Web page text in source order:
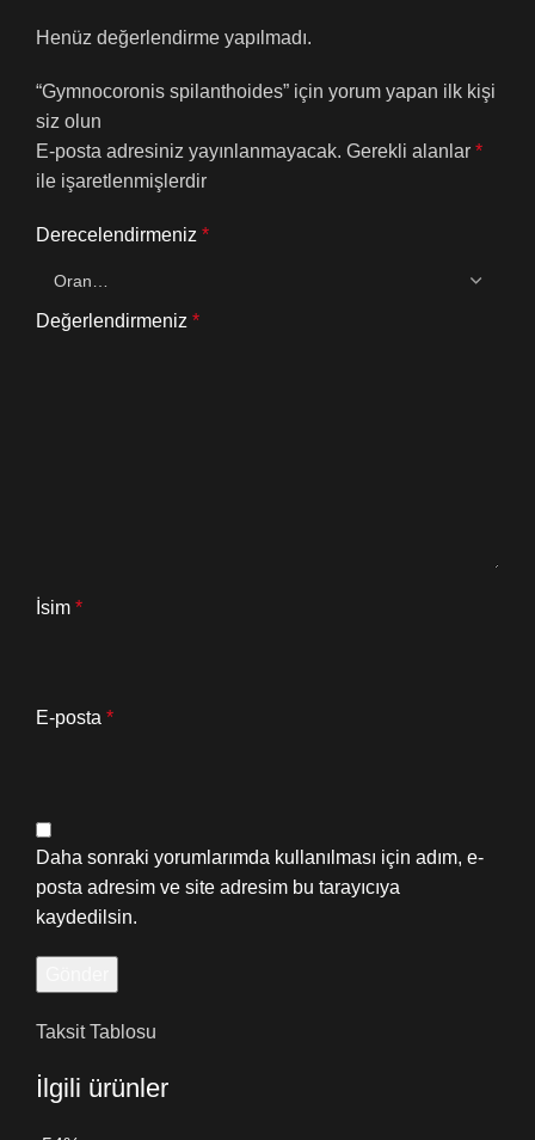
Henüz değerlendirme yapılmadı.
“Gymnocoronis spilanthoides” için yorum yapan ilk kişi
siz olun
E-posta adresiniz yayınlanmayacak. Gerekli alanlar *
ile işaretlenmişlerdir
Derecelendirmeniz *
Değerlendirmeniz *
İsim *
E-posta *
Daha sonraki yorumlarımda kullanılması için adım, e-
posta adresim ve site adresim bu tarayıcıya
kaydedilsin.
Taksit Tablosu
İlgili ürünler